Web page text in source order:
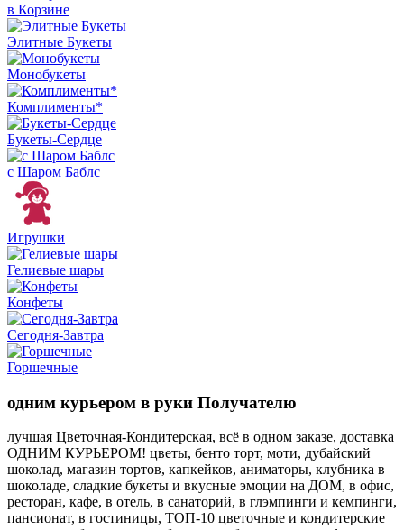
в Корзине
Элитные Букеты
Монобукеты
Комплименты*
Букеты-Сердце
с Шаром Баблс
Игрушки
Гелиевые шары
Конфеты
Сегодня-Завтра
Горшечные
одним курьером в руки Получателю
лучшая Цветочная-Кондитерская, всё в одном заказе, доставка
ОДНИМ КУРЬЕРОМ! цветы, бенто торт, моти, дубайский
шоколад, магазин тортов, капкейков, аниматоры, клубника в
шоколаде, сладкие букеты и вкусные эмоции на ДОМ, в офис,
ресторан, кафе, в отель, в санаторий, в глэмпинги и кемпинги,
пансионат, в гостиницы, ТОП-10 цветочные и кондитерские